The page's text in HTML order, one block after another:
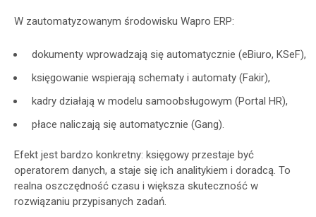
W zautomatyzowanym środowisku Wapro ERP:
dokumenty wprowadzają się automatycznie (eBiuro, KSeF),
księgowanie wspierają schematy i automaty (Fakir),
kadry działają w modelu samoobsługowym (Portal HR),
płace naliczają się automatycznie (Gang).
Efekt jest bardzo konkretny: księgowy przestaje być
operatorem danych, a staje się ich analitykiem i doradcą. To
realna oszczędność czasu i większa skuteczność w
rozwiązaniu przypisanych zadań.